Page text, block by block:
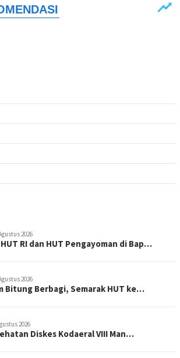
2026
RI dan HUT Pengayoman di Bap…
2026
Bitung Berbagi, Semarak HUT ke…
2026
Diskes Kodaeral VIII Man…